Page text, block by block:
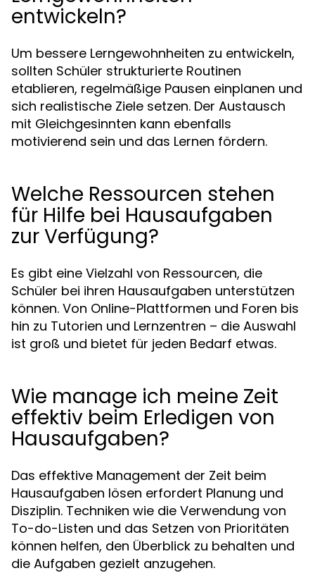
entwickeln?
Um bessere Lerngewohnheiten zu entwickeln,
sollten Schüler strukturierte Routinen
etablieren, regelmäßige Pausen einplanen und
sich realistische Ziele setzen. Der Austausch
mit Gleichgesinnten kann ebenfalls
motivierend sein und das Lernen fördern.
Welche Ressourcen stehen
für Hilfe bei Hausaufgaben
zur Verfügung?
Es gibt eine Vielzahl von Ressourcen, die
Schüler bei ihren Hausaufgaben unterstützen
können. Von Online-Plattformen und Foren bis
hin zu Tutorien und Lernzentren – die Auswahl
ist groß und bietet für jeden Bedarf etwas.
Wie manage ich meine Zeit
effektiv beim Erledigen von
Hausaufgaben?
Das effektive Management der Zeit beim
Hausaufgaben lösen erfordert Planung und
Disziplin. Techniken wie die Verwendung von
To-do-Listen und das Setzen von Prioritäten
können helfen, den Überblick zu behalten und
die Aufgaben gezielt anzugehen.